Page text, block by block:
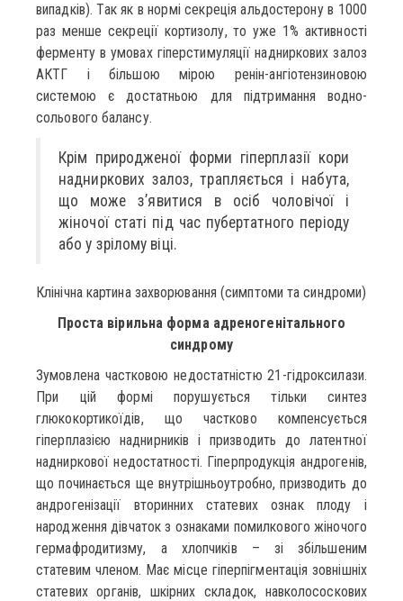
випадків). Так як в нормі секреція альдостерону в 1000
раз менше секреції кортизолу, то уже 1% активності
ферменту в умовах гіперстимуляції надниркових залоз
АКТГ і більшою мірою ренін-ангіотензиновою
системою є достатньою для підтримання водно-
сольового балансу.
Крім природженої форми гіперплазії кори
надниркових залоз, трапляється і набута,
що може з’явитися в осіб чоловічої і
жіночої статі під час пубертатного періоду
або у зрілому віці.
Клінічна картина захворювання (симптоми та синдроми)
Проста вірильна форма адреногенітального
синдрому
Зумовлена частковою недостатністю 21-гідроксилази.
При цій формі порушується тільки синтез
глюкокортикоїдів, що частково компенсується
гіперплазією наднирників і призводить до латентної
надниркової недостатності. Гіперпродукція андрогенів,
що починається ще внутрішньоутробно, призводить до
андрогенізації вторинних статевих ознак плоду і
народження дівчаток з ознаками помилкового жіночого
гермафродитизму, а хлопчиків – зі збільшеним
статевим членом. Має місце гіперпігментація зовнішніх
статевих органів, шкірних складок, навколососкових